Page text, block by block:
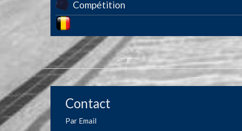
Compétition
Image
Contact
Par Email